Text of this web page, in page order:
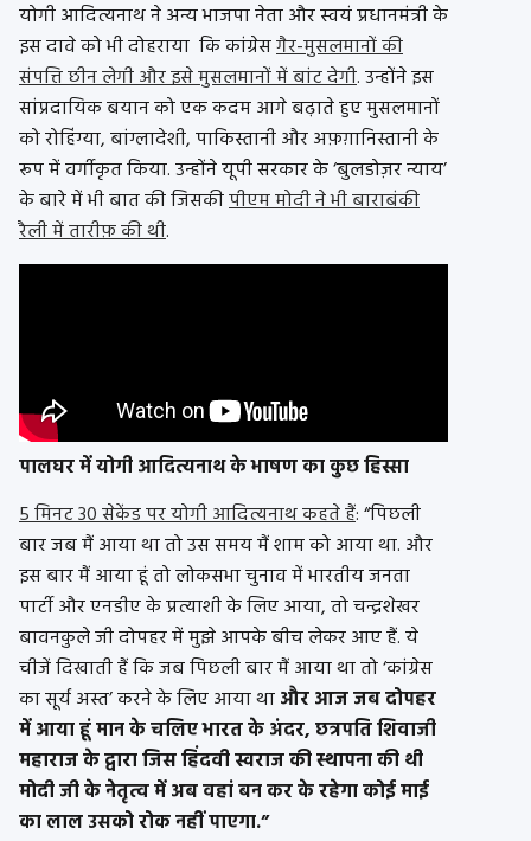
योगी आदित्यनाथ ने अन्य भाजपा नेता और स्वयं प्रधानमंत्री के
इस दावे को भी दोहराया कि कांग्रेसगैर-मुसलमानों की
संपत्ति छीन लेगी और इसे मुसलमानों में बांट देगी. उन्होंने इस
सांप्रदायिक बयान को एक कदम आगे बढ़ाते हुए मुसलमानों
को रोहिंग्या, बांग्लादेशी, पाकिस्तानी और अफ़ग़ानिस्तानी के
रूप में वर्गीकृत किया. उन्होंने यूपी सरकार के ‘बुलडोज़र न्याय’
के बारे में भी बात की जिसकीपीएम मोदी ने भी बाराबंकी
रैली में तारीफ़ की थी.
पालघर में योगी आदित्यनाथ के भाषण का कुछ हिस्सा
5 मिनट 30 सेकेंड पर योगी आदित्यनाथ कहते हैं: “पिछली
बार जब मैं आया था तो उस समय मैं शाम को आया था. और
इस बार मैं आया हूं तो लोकसभा चुनाव में भारतीय जनता
पार्टी और एनडीए के प्रत्याशी के लिए आया, तो चन्द्रशेखर
बावनकुले जी दोपहर में मुझे आपके बीच लेकर आए हैं. ये
चीजें दिखाती हैं कि जब पिछली बार मैं आया था तो ‘कांग्रेस
का सूर्य अस्त’ करने के लिए आया थाऔर आज जब दोपहर
में आया हूं मान के चलिए भारत के अंदर, छत्रपति शिवाजी
महाराज के द्वारा जिस हिंदवी स्वराज की स्थापना की थी
मोदी जी के नेतृत्व में अब वहां बन कर के रहेगा कोई माई
का लाल उसको रोक नहीं पाएगा.”